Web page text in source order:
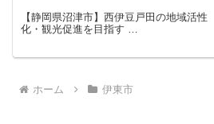
【静岡県沼津市】西伊豆戸田の地域活性
化・観光促進を目指す …
ホーム 伊東市